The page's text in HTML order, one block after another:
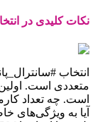
نکات کلیدی در
انتخاب
متعددی است. اولین
است. چه تعداد
آیا به ویژگی‌های